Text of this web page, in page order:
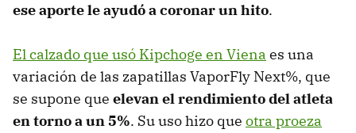
ese aporte le ayudó a coronar un hito.
El calzado que usó Kipchoge en Viena es una
variación de las zapatillas VaporFly Next%, que
se supone que elevan el rendimiento del atleta
en torno a un 5%. Su uso hizo que otra proeza